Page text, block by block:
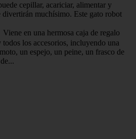
cepillar, acariciar, alimentar y
divertirán muchísimo. Este gato robot
Viene en una hermosa caja de regalo
los accesorios, incluyendo una
un espejo, un peine, un frasco de